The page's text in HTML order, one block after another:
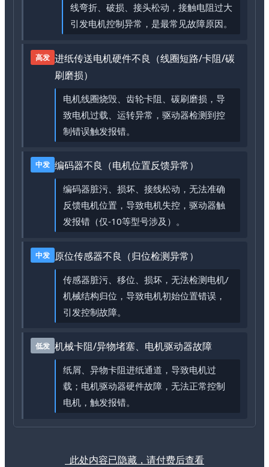
线弯折、破损、接头松动，接触电阻过大
引发电机控制异常，是最常见故障原因。
高发 进纸传送电机硬件不良（线圈短路/卡阻/碳
刷磨损）
电机线圈烧毁、齿轮卡阻、碳刷磨损，导
致电机过载、运转异常，驱动器检测到控
制错误触发报错。
中发 编码器不良（电机位置反馈异常）
编码器脏污、损坏、接线松动，无法准确
反馈电机位置，导致电机失控，驱动器触
发报错（仅-10等型号涉及）。
中发 原位传感器不良（归位检测异常）
传感器脏污、移位、损坏，无法检测电机/
机械结构归位，导致电机初始位置错误，
引发控制故障。
低发 机械卡阻/异物堵塞、电机驱动器故障
纸屑、异物卡阻进纸通道，导致电机过
载；电机驱动器硬件故障，无法正常控制
电机，触发报错。
此处内容已隐藏，请付费后查看